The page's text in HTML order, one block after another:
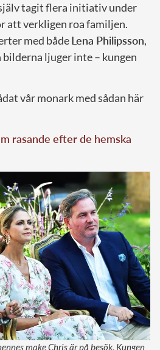
tagit flera initiativ under
att verkligen roa familjen.
med bådeLena Philipsson,
bilderna ljuger inte – kungen
vår monark med sådan här
rasande efter de hemska
make Chris är på besök. Kungen